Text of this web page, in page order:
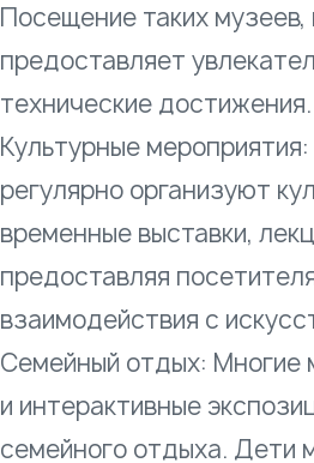
Посещение таких музеев,
предоставляет
технические достижения.
Культурные
регулярно организуют
временные выставки,
предоставляя
взаимодействия с
Семейный отдых: Многие
и интерактивные
семейного отдыха. Дети